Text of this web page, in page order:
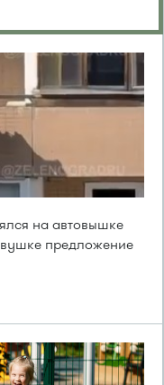
на автовышке
предложение